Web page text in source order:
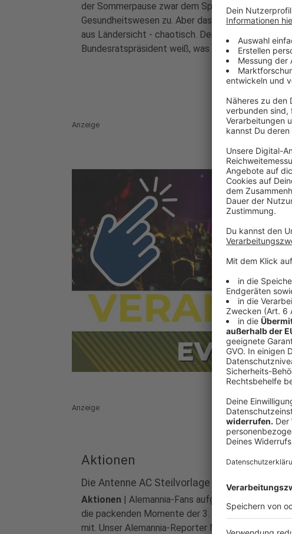
der Sommerpause zwar dem Sparpaket für das
Gesundheitswesen zu. Aber das Verfahren war -
aus Ländersicht - chaotisch. Der
Bundesratspräsident weiß, was sich ändern
Anzeige
Anzeige
Aktionen
Die Antenne AC Steilvorlage
Aktionen | Alemannia-Fans aufgepasst! Erlebt
die packenden Momente der 3. Liga hautnah
mit. Unser Alemannia-Reporter Moritz